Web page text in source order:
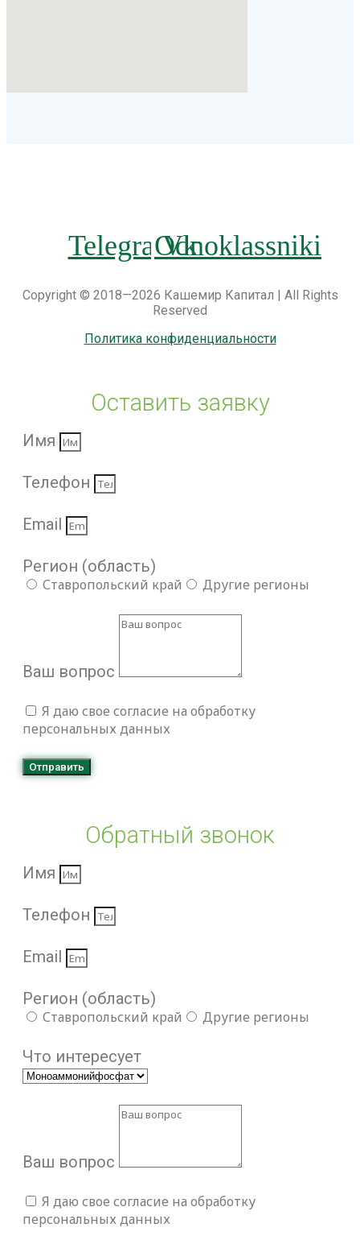
TelegramVk
Odnoklassniki
Copyright © 2018—2026 Кашемир Капитал | All Rights
Reserved
Политика конфиденциальности
Оставить заявку
Имя
Телефон
Email
Регион (область)
Ставропольский край Другие регионы
Ваш вопрос
Я даю свое согласие на обработку
персональных данных
Отправить
Обратный звонок
Имя
Телефон
Email
Регион (область)
Ставропольский край Другие регионы
Что интересует
Ваш вопрос
Я даю свое согласие на обработку
персональных данных